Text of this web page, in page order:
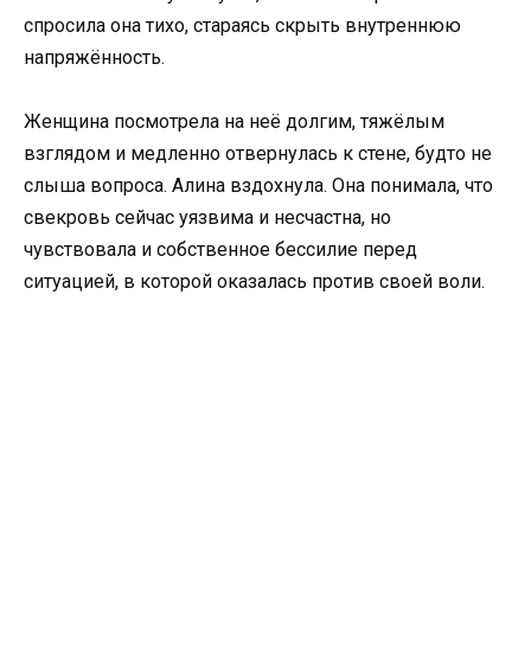
спросила она тихо, стараясь скрыть внутреннюю
напряжённость.
Женщина посмотрела на неё долгим, тяжёлым
взглядом и медленно отвернулась к стене, будто не
слыша вопроса. Алина вздохнула. Она понимала, что
свекровь сейчас уязвима и несчастна, но
чувствовала и собственное бессилие перед
ситуацией, в которой оказалась против своей воли.